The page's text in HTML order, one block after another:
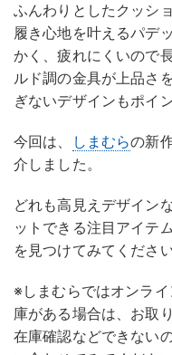
ふんわりとしたクッシ
履き心地を叶えるパデ
かく、疲れにくいので
ルド調の金具が上品さ
ぎないデザインもポイ
今回は、 しまむらの新
介しました。
どれも高見えデザイン
ットできる注目アイテ
を見つけてみてください
※しまむらではオンラ
庫がある場合は、お取
在庫確認などできない